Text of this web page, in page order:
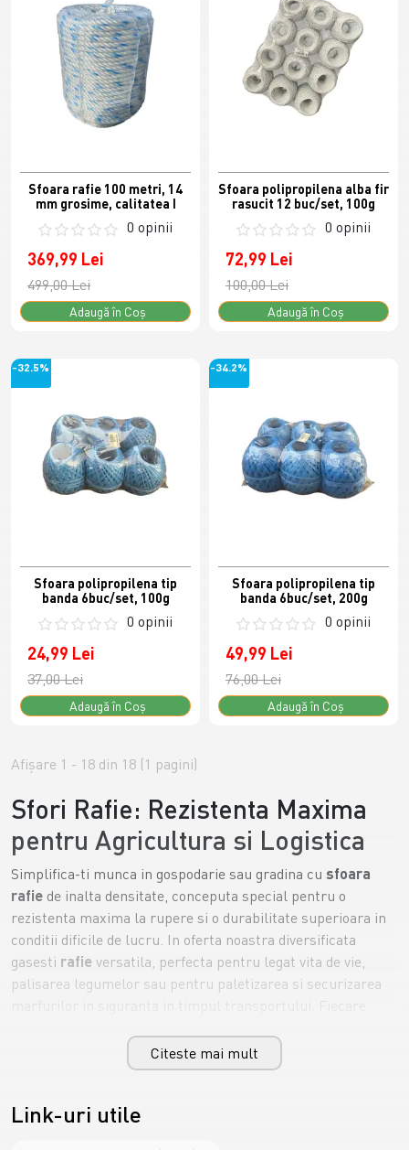
Sfoara rafie 100 metri, 14
mm grosime, calitatea I
0 opinii
369,99 Lei
499,00 Lei
Adaugă în Coş
Sfoara polipropilena alba fir
rasucit 12 buc/set, 100g
0 opinii
72,99 Lei
100,00 Lei
Adaugă în Coş
-32.5%
Sfoara polipropilena tip
banda 6buc/set, 100g
0 opinii
24,99 Lei
37,00 Lei
Adaugă în Coş
-34.2%
Sfoara polipropilena tip
banda 6buc/set, 200g
0 opinii
49,99 Lei
76,00 Lei
Adaugă în Coş
Afişare 1 - 18 din 18 (1 pagini)
Sfori Rafie: Rezistenta Maxima
pentru Agricultura si Logistica
Simplifica-ti munca in gospodarie sau gradina cu sfoara
rafie de inalta densitate, conceputa special pentru o
rezistenta maxima la rupere si o durabilitate superioara in
conditii dificile de lucru. In oferta noastra diversificata
gasesti rafie versatila, perfecta pentru legat vita de vie,
palisarea legumelor sau pentru paletizarea si securizarea
radiatiilor UV, garantand o fixare sigura pe termen lung, fara
sa devina casanta sub actiunea directa a soarelui. Alege
pentru a beneficia de un raport calitate-pret imbatabil in
Citeste mai mult
Link-uri utile